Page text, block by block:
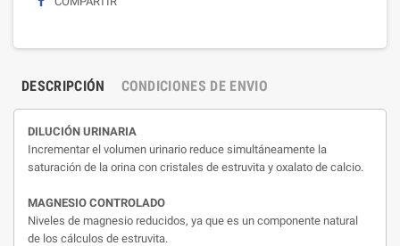
DESCRIPCIÓN CONDICIONES DE ENVIO
DILUCIÓN URINARIA
Incrementar el volumen urinario reduce simultáneamente la
saturación de la orina con cristales de estruvita y oxalato de calcio.
MAGNESIO CONTROLADO
Niveles de magnesio reducidos, ya que es un componente natural
de los cálculos de estruvita.